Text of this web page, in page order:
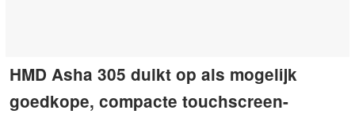
HMD Asha 305 duikt op als mogelijk
goedkope, compacte touchscreen-